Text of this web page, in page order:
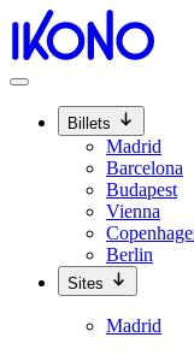
Billets
Madrid
Barcelona
Budapest
Vienna
Berlin
Sites
Madrid